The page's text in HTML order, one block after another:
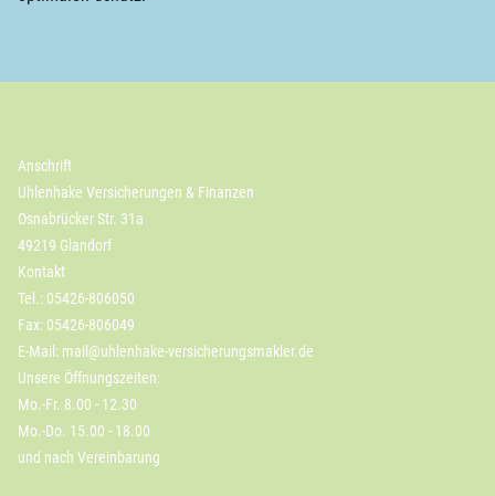
Anschrift
Uhlenhake Versicherungen & Finanzen
Osnabrücker Str. 31a
49219 Glandorf
Kontakt
Tel.: 05426-806050
Fax: 05426-806049
E-Mail: mail@uhlenhake-versicherungsmakler.de
Unsere Öffnungszeiten:
Mo.-Fr. 8.00 - 12.30
Mo.-Do. 15.00 - 18.00
und nach Vereinbarung